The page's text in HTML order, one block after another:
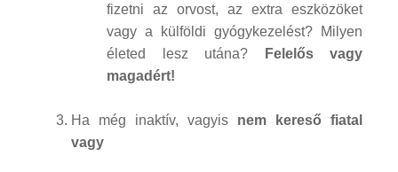
fizetni az orvost, az extra eszközöket
vagy a külföldi gyógykezelést? Milyen
életed lesz utána?
Felelős vagy
magadért!
Ha még inaktív, vagyis nem kereső fiatal
vagy